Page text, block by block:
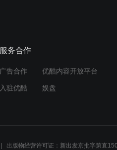
服务合作
广告合作 优酷内容开放平台
入驻优酷 娱盘
出版物经营许可证：新出发京批字第直